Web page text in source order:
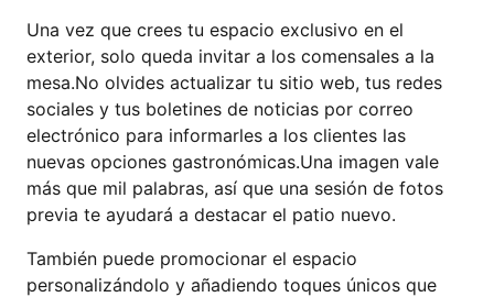
Una vez que crees tu espacio exclusivo en el
exterior, solo queda invitar a los comensales a la
mesa.No olvides actualizar tu sitio web, tus redes
sociales y tus boletines de noticias por correo
electrónico para informarles a los clientes las
nuevas opciones gastronómicas.Una imagen vale
más que mil palabras, así que una sesión de fotos
previa te ayudará a destacar el patio nuevo.
También puede promocionar el espacio
personalizándolo y añadiendo toques únicos que